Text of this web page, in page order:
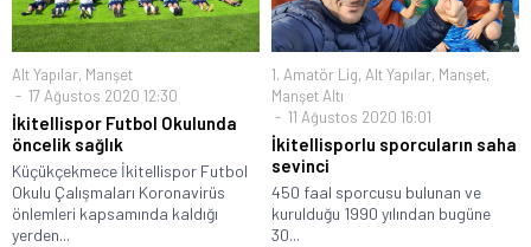
Alt Yapılar, Manşet
17 Ağustos 2020 12:30
İkitellispor Futbol Okulunda
öncelik sağlık
Küçükçekmece İkitellispor Futbol
Okulu Çalışmaları Koronavirüs
önlemleri kapsamında kaldığı
yerden...
1. Amatör Lig, Alt Yapılar, Manşet,
Manşet Altı
11 Ağustos 2020 16:01
İkitellisporlu sporcuların saha
sevinci
450 faal sporcusu bulunan ve
kurulduğu 1990 yılından bugüne
30...